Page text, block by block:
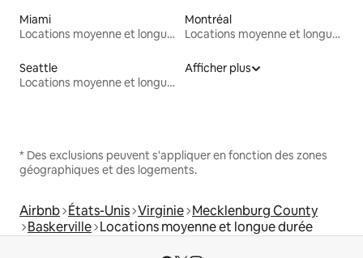
Miami
Locations moyenne et longue durée
Montréal
Locations moyenne et longue durée
Seattle
Locations moyenne et longue durée
Afficher plus
* Des exclusions peuvent s'appliquer en fonction des zones
géographiques et des logements.
Airbnb États-Unis Virginie Mecklenburg County
Baskerville Locations moyenne et longue durée